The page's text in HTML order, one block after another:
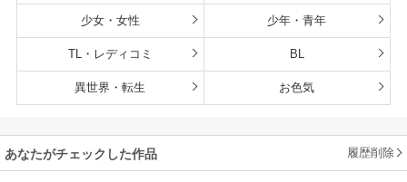
少女・女性 少年・青年
TL・レディコミ BL
異世界・転生 お色気
あなたがチェックした作品 履歴削除